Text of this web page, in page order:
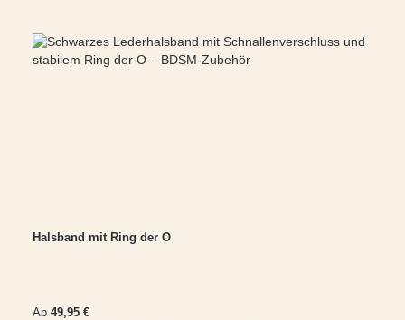
Halsband mit Ring der O
Regulärer Preis:
Ab 49,95 €